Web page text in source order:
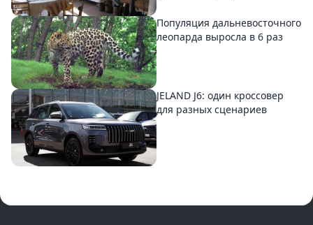
Популяция дальневосточного
леопарда выросла в 6 раз
JELAND J6: один кроссовер
для разных сценариев